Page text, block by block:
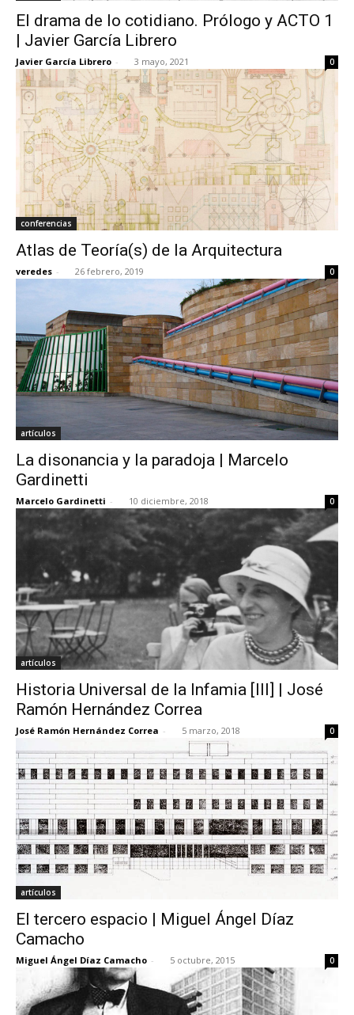
El drama de lo cotidiano. Prólogo y ACTO 1
| Javier García Librero
Javier García Librero - 3 mayo, 2021 0
conferencias
Atlas de Teoría(s) de la Arquitectura
veredes - 26 febrero, 2019 0
artículos
La disonancia y la paradoja | Marcelo
Gardinetti
Marcelo Gardinetti - 10 diciembre, 2018 0
artículos
Historia Universal de la Infamia [III] | José
Ramón Hernández Correa
José Ramón Hernández Correa - 5 marzo, 2018 0
artículos
El tercero espacio | Miguel Ángel Díaz
Camacho
Miguel Ángel Díaz Camacho - 5 octubre, 2015 0